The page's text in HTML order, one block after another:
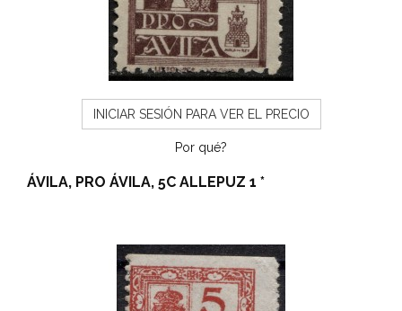
INICIAR SESIÓN PARA VER EL PRECIO
Por qué?
ÁVILA, PRO ÁVILA, 5C ALLEPUZ 1 *